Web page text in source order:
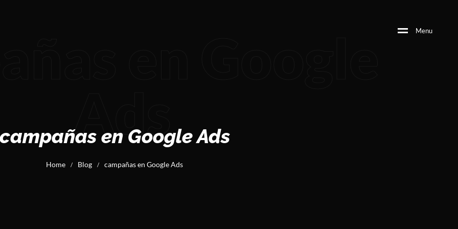
Menu
Ads
en Google Ads
Home / Blog / campañas en Google Ads